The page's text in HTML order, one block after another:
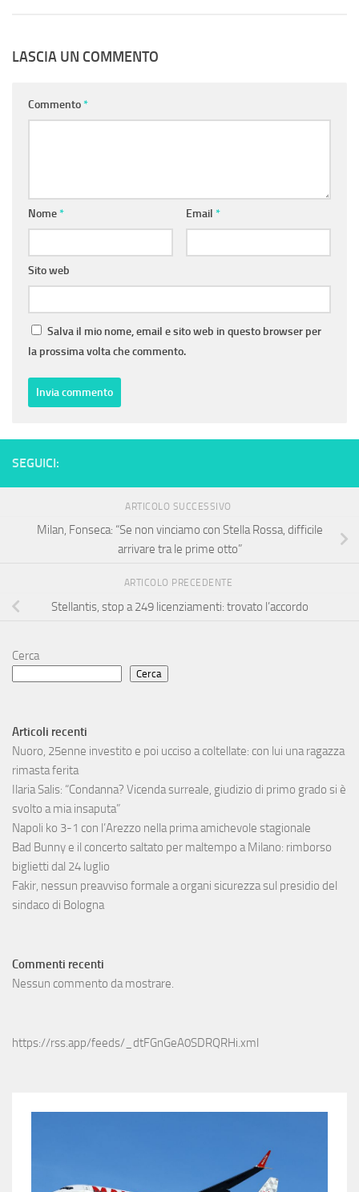
LASCIA UN COMMENTO
Commento*
Nome* Email *
Sito web
Salva il mio nome, email e sito web in questo browser per
la prossima volta che commento.
SEGUICI:
ARTICOLO SUCCESSIVO
Milan, Fonseca: “Se non vinciamo con Stella Rossa, difficile
arrivare tra le prime otto”
ARTICOLO PRECEDENTE
Stellantis, stop a 249 licenziamenti: trovato l’accordo
Cerca
Cerca
Articoli recenti
Nuoro, 25enne investito e poi ucciso a coltellate: con lui una ragazza
rimasta ferita
Ilaria Salis: “Condanna? Vicenda surreale, giudizio di primo grado si è
svolto a mia insaputa”
Napoli ko 3-1 con l’Arezzo nella prima amichevole stagionale
Bad Bunny e il concerto saltato per maltempo a Milano: rimborso
biglietti dal 24 luglio
Fakir, nessun preavviso formale a organi sicurezza sul presidio del
sindaco di Bologna
Commenti recenti
Nessun commento da mostrare.
https://rss.app/feeds/_dtFGnGeA0SDRQRHi.xml